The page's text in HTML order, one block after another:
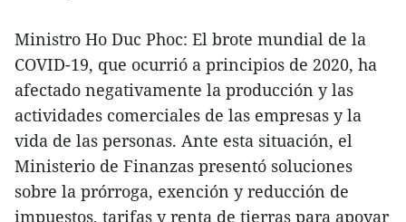
Ministro Ho Duc Phoc: El brote mundial de la
COVID-19, que ocurrió a principios de 2020, ha
afectado negativamente la producción y las
actividades comerciales de las empresas y la
vida de las personas. Ante esta situación, el
Ministerio de Finanzas presentó soluciones
sobre la prórroga, exención y reducción de
impuestos, tarifas y renta de tierras para apoyar